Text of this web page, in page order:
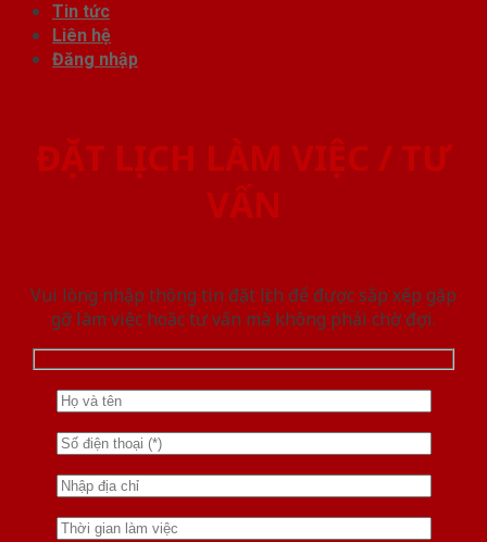
Tin tức
Liên hệ
Đăng nhập
ĐẶT LỊCH LÀM VIỆC / TƯ
VẤN
Vui lòng nhập thông tin đặt lịch để được sắp xếp gặp
gỡ làm việc hoăc tư vấn mà không phải chờ đợi.